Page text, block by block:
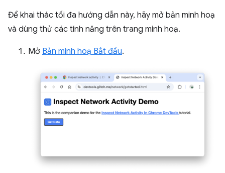
Để khai thác tối đa hướng dẫn này, hãy mở bản minh hoạ
và dùng thử các tính năng trên trang minh hoạ.
Mở Bản minh hoạ Bắt đầu.